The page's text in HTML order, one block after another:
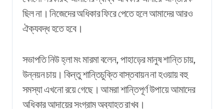
ছিল না। নিজেদের অধিকার ফিরে পেতে হলে আমাদের আরও
ঐক্যবদ্ধ হতে হবে।
সভাপতি নিউ হ্লা মং মারমা বলেন, পাহাড়ের মানুষ শান্তি চায়,
উন্নয়ন চায়। কিন্তু শান্তিচুক্তি বাস্তবায়ন না হওয়ায় বহু
সমস্যা এখনো রয়ে গেছে। আমরা শান্তিপূর্ণ উপায়ে আমাদের
অধিকার আদায়ের সংগ্রাম অব্যাহত রাখব।